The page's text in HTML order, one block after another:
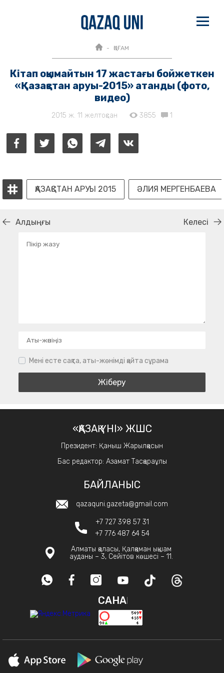
ҚОҒАМ
Кітап оқымайтын 17 жастағы бойжеткен
«Қазақстан аруы-2015» атанды (фото,
видео)
2015 ж. 11 желтоқсан 3855 1
ҚАЗАҚСТАН АРУЫ 2015 ӘЛИЯ МЕРГЕНБАЕВА
Алдыңғы Келесі
Мені есте сақта, аты-жөнімді қайта сұрама
«ҚАЗАҚ ҮНІ» ЖШС
Президент: Қаныш Жарылқасын
Бас редактор: Азамат Тасқараұлы
БАЙЛАНЫС
qazaquni.gazeta@gmail.com
+7 727 398 57 31
+7 776 487 64 54
Алматы қаласы, Қалқаман ықшам
ауданы – 3, Сейітов көшесі – 11.
САНАҚ